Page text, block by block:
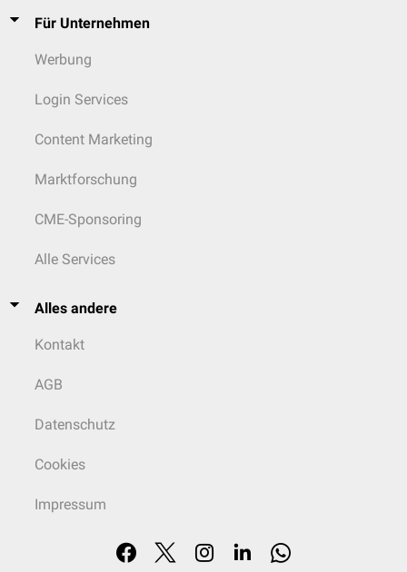
Für Unternehmen
Werbung
Login Services
Content Marketing
Marktforschung
CME-Sponsoring
Alle Services
Alles andere
Kontakt
AGB
Datenschutz
Cookies
Impressum